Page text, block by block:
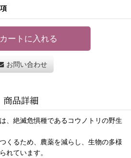
カートに入れる
お問い合わせ
商品詳細
、絶滅危惧種であるコウノトリの野生
くるため、農薬を減らし、生物の多様
れています。